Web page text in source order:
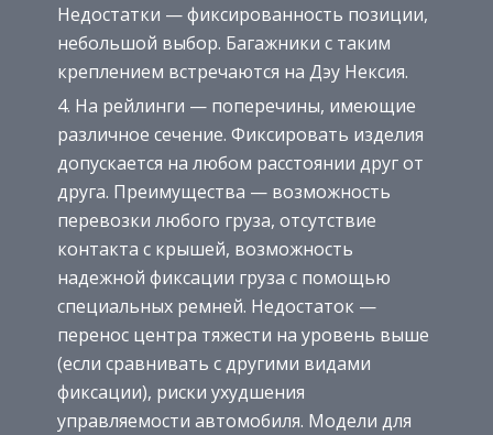
Недостатки — фиксированность позиции,
небольшой выбор. Багажники с таким
креплением встречаются на Дэу Нексия.
На рейлинги — поперечины, имеющие
различное сечение. Фиксировать изделия
допускается на любом расстоянии друг от
друга. Преимущества — возможность
перевозки любого груза, отсутствие
контакта с крышей, возможность
надежной фиксации груза с помощью
специальных ремней. Недостаток —
перенос центра тяжести на уровень выше
(если сравнивать с другими видами
фиксации), риски ухудшения
управляемости автомобиля. Модели для